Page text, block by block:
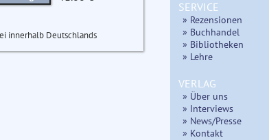
innerhalb Deutschlands
SERVICE
» Rezensionen
» Buchhandel
» Bibliotheken
» Lehre
VERLAG
» Über uns
» Interviews
» News/Presse
» Kontakt